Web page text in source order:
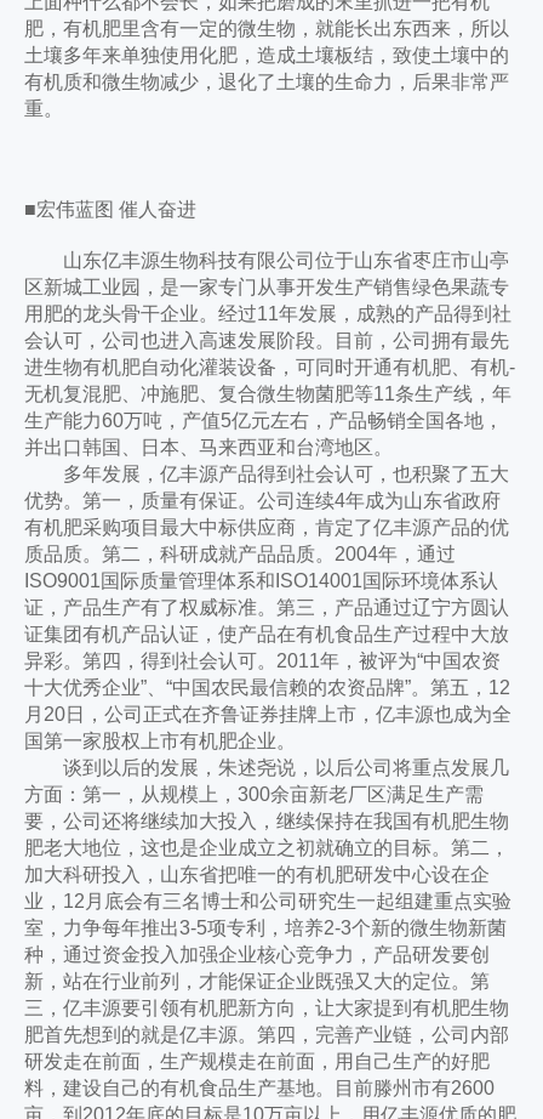
肥，有机肥里含有一定的微生物，就能长出东西来，所以
土壤多年来单独使用化肥，造成土壤板结，致使土壤中的
有机质和微生物减少，退化了土壤的生命力，后果非常严
重。
■宏伟蓝图 催人奋进
山东亿丰源生物科技有限公司位于山东省枣庄市山亭
区新城工业园，是一家专门从事开发生产销售绿色果蔬专
用肥的龙头骨干企业。经过11年发展，成熟的产品得到社
会认可，公司也进入高速发展阶段。目前，公司拥有最先
进生物有机肥自动化灌装设备，可同时开通有机肥、有机-
无机复混肥、冲施肥、复合微生物菌肥等11条生产线，年
生产能力60万吨，产值5亿元左右，产品畅销全国各地，
并出口韩国、日本、马来西亚和台湾地区。
多年发展，亿丰源产品得到社会认可，也积聚了五大
优势。第一，质量有保证。公司连续4年成为山东省政府
有机肥采购项目最大中标供应商，肯定了亿丰源产品的优
质品质。第二，科研成就产品品质。2004年，通过
ISO9001国际质量管理体系和ISO14001国际环境体系认
证，产品生产有了权威标准。第三，产品通过辽宁方圆认
证集团有机产品认证，使产品在有机食品生产过程中大放
异彩。第四，得到社会认可。2011年，被评为“中国农资
十大优秀企业”、“中国农民最信赖的农资品牌”。第五，12
月20日，公司正式在齐鲁证券挂牌上市，亿丰源也成为全
国第一家股权上市有机肥企业。
谈到以后的发展，朱述尧说，以后公司将重点发展几
方面：第一，从规模上，300余亩新老厂区满足生产需
要，公司还将继续加大投入，继续保持在我国有机肥生物
肥老大地位，这也是企业成立之初就确立的目标。第二，
加大科研投入，山东省把唯一的有机肥研发中心设在企
业，12月底会有三名博士和公司研究生一起组建重点实验
室，力争每年推出3-5项专利，培养2-3个新的微生物新菌
种，通过资金投入加强企业核心竞争力，产品研发要创
新，站在行业前列，才能保证企业既强又大的定位。第
三，亿丰源要引领有机肥新方向，让大家提到有机肥生物
肥首先想到的就是亿丰源。第四，完善产业链，公司内部
研发走在前面，生产规模走在前面，用自己生产的好肥
料，建设自己的有机食品生产基地。目前滕州市有2600
亩，到2012年底的目标是10万亩以上，用亿丰源优质的肥